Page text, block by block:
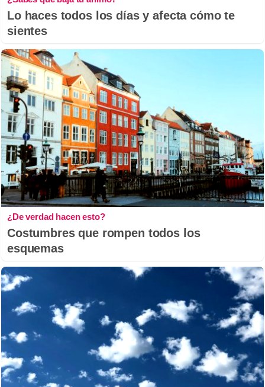
Lo haces todos los días y afecta cómo te
sientes
¿De verdad hacen esto?
Costumbres que rompen todos los
esquemas